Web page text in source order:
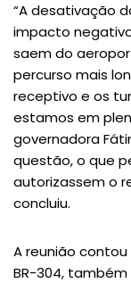
“A desativação
impacto
saem do
percurso mais
receptivo e os
estamos em
governadora
questão, o que
autorizassem o
concluiu.
A reunião
BR-304,